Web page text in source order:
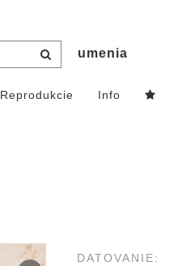
umenia
Reprodukcie Info
DATOVANIE: